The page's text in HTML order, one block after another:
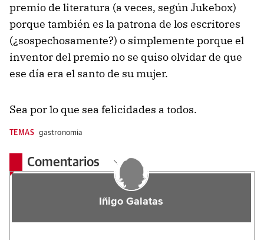
premio de literatura (a veces, según Jukebox)
porque también es la patrona de los escritores
(¿sospechosamente?) o simplemente porque el
inventor del premio no se quiso olvidar de que
ese día era el santo de su mujer.
Sea por lo que sea felicidades a todos.
TEMAS gastronomia
Comentarios
Iñigo Galatas